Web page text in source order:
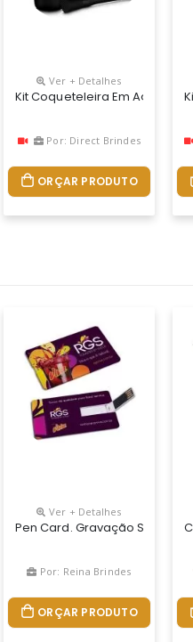
+ 450 Ml), Um Copo
Aço Inoxidável: Um Shaker
Ver + Detalhes
Kit Coqueteleira Em Aço Inox
Por: Direct Brindes
ORÇAR PRODUTO
Digital Nas Duas Faces
Cartão Medindo, 5,3x8,4cm,
Ver + Detalhes
Pen Card. Gravação Sugerida
Por: Reina Brindes
ORÇAR PRODUTO